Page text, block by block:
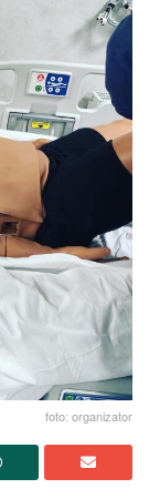
foto: organizator